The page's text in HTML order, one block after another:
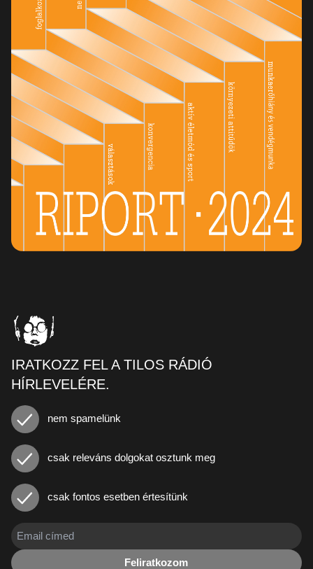
IRATKOZZ FEL A TILOS RÁDIÓ
HÍRLEVELÉRE.
nem spamelünk
csak releváns dolgokat osztunk meg
csak fontos esetben értesítünk
Feliratkozom